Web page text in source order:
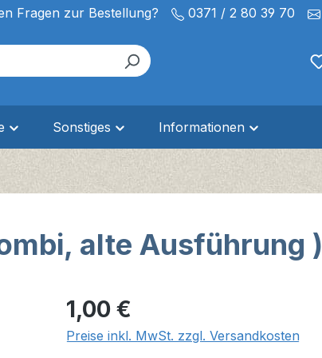
Fragen zur Bestellung? 0371 / 2 80 39 70
Sonstiges Informationen
alte Ausführung )
Regulärer Preis:
1,00 €
Preise inkl. MwSt. zzgl. Versandkosten